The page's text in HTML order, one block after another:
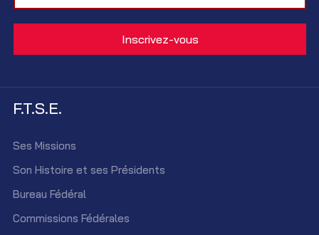
F.T.S.E.
Ses Missions
Son Histoire et ses Présidents
Bureau Fédéral
Commissions Fédérales